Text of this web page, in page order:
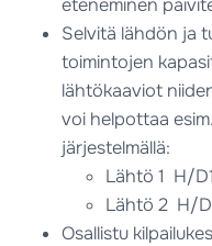
eteneminen
Selvitä lähdön ja
toimintojen
lähtökaaviot
voi helpottaa
järjestelmällä:
Lähtö 1 H/
Lähtö 2 H/
Osallistu